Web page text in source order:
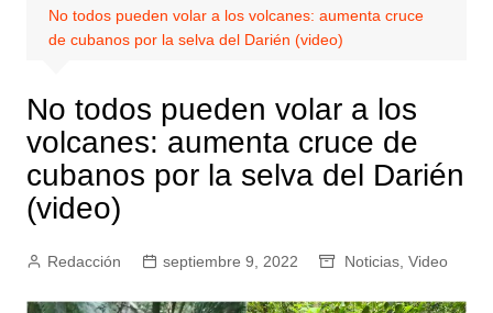
No todos pueden volar a los volcanes: aumenta cruce
de cubanos por la selva del Darién (video)
No todos pueden volar a los
volcanes: aumenta cruce de
cubanos por la selva del Darién
(video)
Redacción septiembre 9, 2022 Noticias, Video